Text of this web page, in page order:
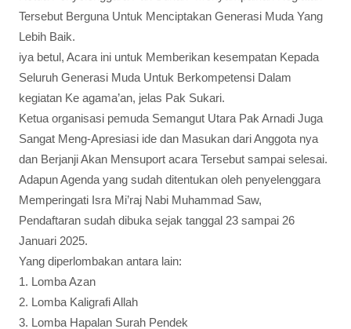
Tersebut Berguna Untuk Menciptakan Generasi Muda Yang
Lebih Baik.
iya betul, Acara ini untuk Memberikan kesempatan Kepada
Seluruh Generasi Muda Untuk Berkompetensi Dalam
kegiatan Ke agama’an, jelas Pak Sukari.
Ketua organisasi pemuda Semangut Utara Pak Arnadi Juga
Sangat Meng-Apresiasi ide dan Masukan dari Anggota nya
dan Berjanji Akan Mensuport acara Tersebut sampai selesai.
Adapun Agenda yang sudah ditentukan oleh penyelenggara
Memperingati Isra Mi’raj Nabi Muhammad Saw,
Pendaftaran sudah dibuka sejak tanggal 23 sampai 26
Januari 2025.
Yang diperlombakan antara lain:
1. Lomba Azan
2. Lomba Kaligrafi Allah
3. Lomba Hapalan Surah Pendek